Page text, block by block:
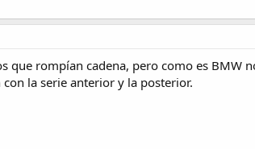
que rompían cadena, pero como es BMW
la serie anterior y la posterior.